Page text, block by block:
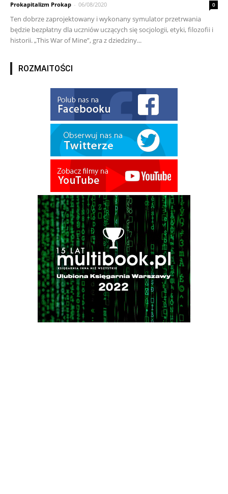
Prokapitalizm Prokap - 06/08/2020 0
Ten dobrze zaprojektowany i wykonany symulator przetrwania
będzie bezpłatny dla uczniów uczących się socjologii, etyki, filozofii i
historii. „This War of Mine”, gra z dziedziny...
ROZMAITOŚCI